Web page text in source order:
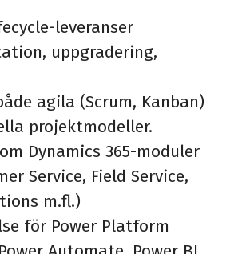
leveranser
uppgradering,
agila (Scrum, Kanban)
projektmodeller.
Dynamics 365-moduler
Service, Field Service,
m.fl.)
för Power Platform